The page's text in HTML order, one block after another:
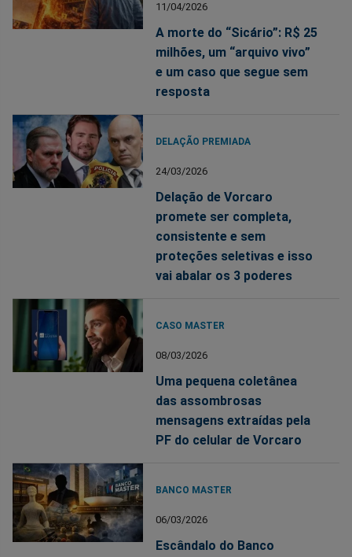
11/04/2026
A morte do “Sicário”: R$ 25
milhões, um “arquivo vivo”
e um caso que segue sem
resposta
DELAÇÃO PREMIADA
24/03/2026
Delação de Vorcaro
promete ser completa,
consistente e sem
proteções seletivas e isso
vai abalar os 3 poderes
CASO MASTER
08/03/2026
Uma pequena coletânea
das assombrosas
mensagens extraídas pela
PF do celular de Vorcaro
BANCO MASTER
06/03/2026
Escândalo do Banco